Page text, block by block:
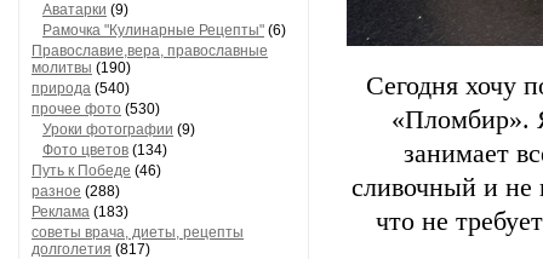
Аватарки (9)
Рамочка "Кулинарные Рецепты" (6)
Православие,вера, православные
молитвы (190)
природа (540)
прочее фото (530)
Уроки фотографии (9)
Фото цветов (134)
Путь к Победе (46)
разное (288)
Реклама (183)
советы врача, диеты, рецепты
долголетия (817)
Сегодня хочу
«Пломбир».
занимает
сливочный и не
что не